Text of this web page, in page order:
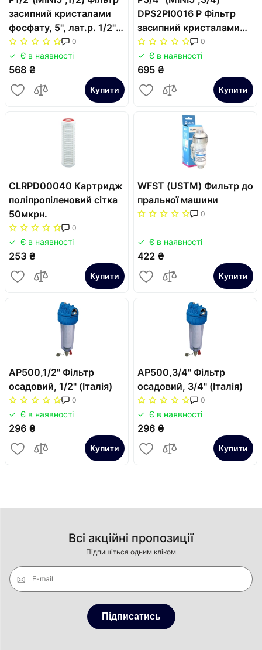
засипний кристалами
фосфату, 5", лат.р. 1/2"
(DPS2PI0036)
(FFPP2PTP00)
0
Є в наявності
568 ₴
Купити
DPS2PI0016 P Фільтр
засипний кристалами
фосфату, 5"-2v, лат.р.
3/4"
0
Є в наявності
695 ₴
Купити
CLRPD00040 Картридж
поліпропіленовий сітка
50мкрн.
0
Є в наявності
253 ₴
Купити
WFST (USTM) Фильтр до
пральної машини
0
Є в наявності
422 ₴
Купити
AP500,1/2" Фільтр
осадовий, 1/2" (Італія)
0
Є в наявності
296 ₴
Купити
AP500,3/4" Фільтр
осадовий, 3/4" (Італія)
0
Є в наявності
296 ₴
Купити
Всі акційні пропозиції
Підпишіться одним кліком
E-mail
Підписатись